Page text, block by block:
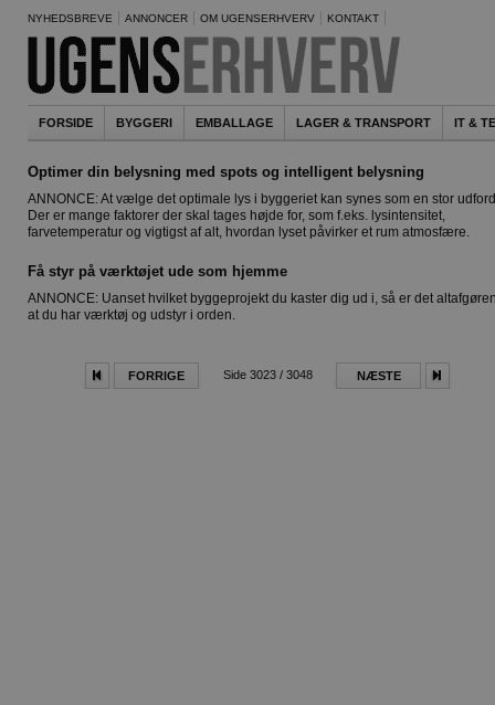
NYHEDSBREVE ANNONCER OM UGENSERHVERV KONTAKT
FORSIDE BYGGERI EMBALLAGE LAGER & TRANSPORT IT &
Optimer din belysning med spots og intelligent belysning
ANNONCE: At vælge det optimale lys i byggeriet kan synes som en stor
Der er mange faktorer der skal tages højde for, som f.eks. lysintensitet,
farvetemperatur og vigtigst af alt, hvordan lyset påvirker et rum atmosfære.
Få styr på værktøjet ude som hjemme
ANNONCE: Uanset hvilket byggeprojekt du kaster dig ud i, så er det
at du har værktøj og udstyr i orden.
FORRIGE Side 3023 / 3048 NÆSTE